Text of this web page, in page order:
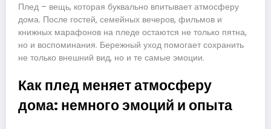
Плед – вещь, которая буквально впитывает атмосферу
дома. После гостей, семейных вечеров, фильмов и
книжных марафонов на пледе остаются не только пятна,
но и воспоминания. Бережный уход помогает сохранить
не только внешний вид, но и те самые эмоции.
Как плед меняет атмосферу
дома: немного эмоций и опыта